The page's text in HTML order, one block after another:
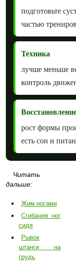
подготовьте
частью
Техника
лучше меньше
контроль
рост формы
есть сон и
Читать
дальше:
Жим ногами
Сгибания ног
сидя
Рывок
штанги на
грудь